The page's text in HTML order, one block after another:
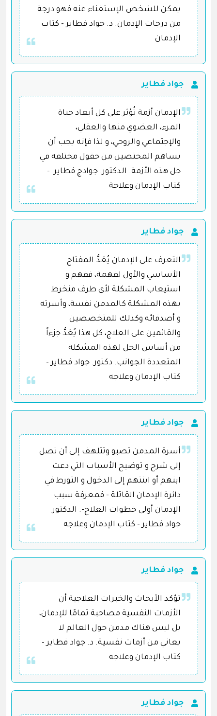
يمكن للشخص الإستغناء عنه فهو درجة
من درجات الإدمان. د. جواد فطاير - كتاب
الإدمان
جواد فطاير
الإدمان أزمة تُؤثر على كل أبعاد حياة
المرء، العضوي منها والعقلي،
والإجتماعي والروحي، و لذا فإنه يجب أن
يساهم المختصين من حقول مختلفة في
حل هذه الأزمة. الدكتور. جوادج فطاير -
كتاب الإدمان وعلاجة
جواد فطاير
التعرف على الإدمان يُعَدُّ المفتاح
الأساسي والأول لفهمة، ففهم و
استيعاب المشكلة لأي طرف منخرط
بهذه المشكلة كالمدمن نفسة، وأسرته
و أصدقائه وكذلك للمتخصصين
والقائمين على العلاج، كل هذا يُعَدُّ جزءاً
من أساس الحل لهذه المشكلة
المتعددة الجوانب. دكتور. جواد فطاير -
كتاب الإدمان وعلاجه
جواد فطاير
أسرة المدمن تصبو وتتلهف إلى أن تصل
إلى شرح و توضيح الأسباب التي دعت
ابنهم أو ابنتهم إلى الدخول و التورط في
دائرة الإدمان القاتلة - فمعرفة سبب
الإدمان أولى خطوات العلاج-. الدكتور
جواد فطاير - كتاب الإدمان وعلاجه
جواد فطاير
تؤكد الأبحاث والخبرات العلاجية أن
الأزمات النفسية مصاحبة تمامًا للإدمان،
بل ليس هناك مدمن حول العالم لا
يعاني من أزمات نفسية. د. جواد فطاير -
كتاب الإدمان وعلاجه
جواد فطاير